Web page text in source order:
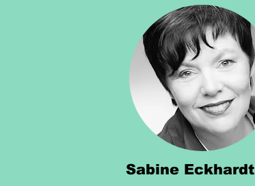
Sabine Eckhardt